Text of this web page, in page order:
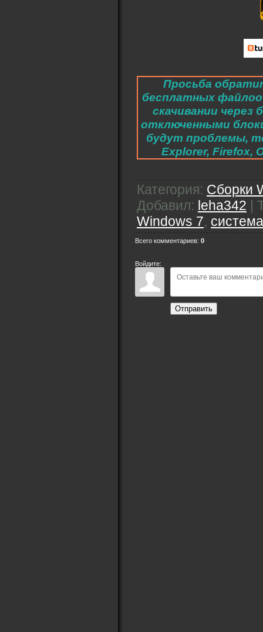
Просьба
бесплатных
скачивании через
отключенными
будут проблемы,
Explorer, Firefox,
Категория: Сборки
Добавил: leha342
Windows 7, система
Всего комментариев: 0
Войдите:
Отправить